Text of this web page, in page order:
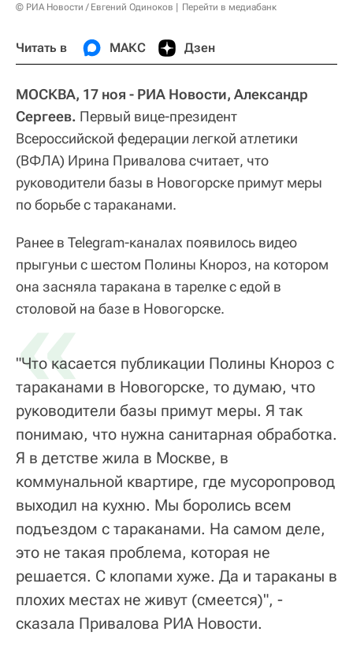
© РИА Новости / Евгений Одиноков Перейти в медиабанк
Читать в МАКС Дзен
МОСКВА, 17 ноя - РИА Новости, Александр
Сергеев. Первый вице-президент
Всероссийской федерации легкой атлетики
(ВФЛА) Ирина Привалова считает, что
руководители базы в Новогорске примут меры
по борьбе с тараканами.
Ранее в Telegram-каналах появилось видео
прыгуньи с шестом Полины Кнороз, на котором
она засняла таракана в тарелке с едой в
столовой на базе в Новогорске.
«
"Что касается публикации Полины Кнороз с
тараканами в Новогорске, то думаю, что
руководители базы примут меры. Я так
понимаю, что нужна санитарная обработка.
Я в детстве жила в Москве, в
коммунальной квартире, где мусоропровод
выходил на кухню. Мы боролись всем
подъездом с тараканами. На самом деле,
это не такая проблема, которая не
решается. С клопами хуже. Да и тараканы в
плохих местах не живут (смеется)", -
сказала Привалова РИА Новости.